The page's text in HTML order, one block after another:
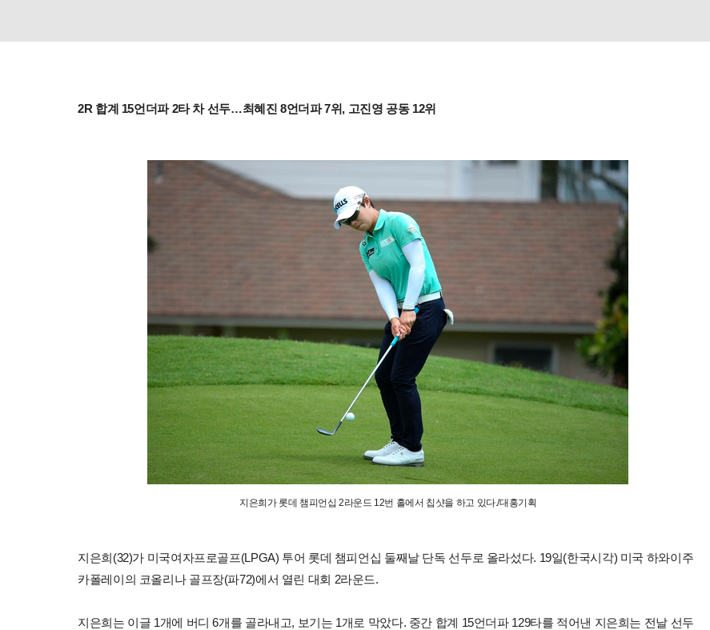
2R 합계 15언더파 2타 차 선두…최혜진 8언더파 7위, 고진영 공동 12위
지은희가 롯데 챔피언십 2라운드 12번 홀에서 칩샷을 하고 있다./대홍기획
지은희(32)가 미국여자프로골프(LPGA) 투어 롯데 챔피언십 둘째날 단독 선두로 올라섰다. 19일(한국시각) 미국 하와이주
카폴레이의 코올리나 골프장(파72)에서 열린 대회 2라운드.
지은희는 이글 1개에 버디 6개를 골라내고, 보기는 1개로 막았다. 중간 합계 15언더파 129타를 적어낸 지은희는 전날 선두